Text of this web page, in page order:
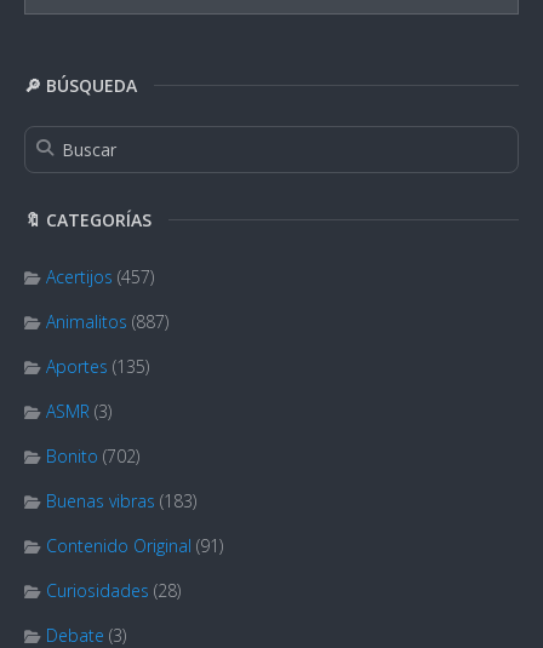
🔎 BÚSQUEDA
🔖 CATEGORÍAS
Acertijos (457)
Animalitos (887)
Aportes (135)
ASMR (3)
Bonito (702)
Buenas vibras (183)
Contenido Original (91)
Curiosidades (28)
Debate (3)